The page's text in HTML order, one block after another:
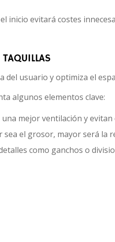
inicio evitará costes
del usuario y optimiza el
algunos elementos clave:
mejor ventilación y evitan
sea el grosor, mayor será la
como ganchos o